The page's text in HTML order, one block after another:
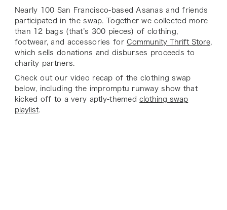
Nearly 100 San Francisco-based Asanas and friends
participated in the swap. Together we collected more
than 12 bags (that’s 300 pieces) of clothing,
footwear, and accessories forCommunity Thrift Store,
which sells donations and disburses proceeds to
charity partners.
Check out our video recap of the clothing swap
below, including the impromptu runway show that
kicked off to a very aptly-themedclothing swap
playlist.